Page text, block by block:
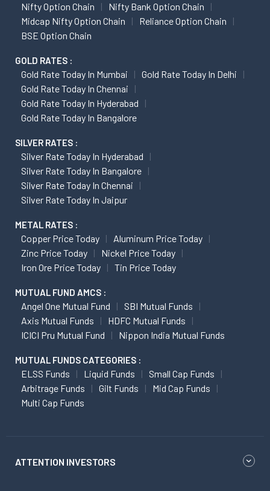
Nifty Option Chain
Nifty Bank Option Chain
Midcap Nifty Option Chain
Reliance Option Chain
BSE Option Chain
GOLD RATES :
Gold Rate Today In Mumbai
Gold Rate Today In Delhi
Gold Rate Today In Chennai
Gold Rate Today In Hyderabad
Gold Rate Today In Bangalore
SILVER RATES :
Silver Rate Today In Hyderabad
Silver Rate Today In Bangalore
Silver Rate Today In Chennai
Silver Rate Today In Jaipur
METAL RATES :
Copper Price Today
Aluminum Price Today
Zinc Price Today
Nickel Price Today
Iron Ore Price Today
Tin Price Today
MUTUAL FUND AMCS :
Angel One Mutual Fund
SBI Mutual Funds
Axis Mutual Funds
HDFC Mutual Funds
ICICI Pru Mutual Fund
Nippon India Mutual Funds
MUTUAL FUNDS CATEGORIES :
ELSS Funds Liquid Funds
Small Cap Funds
Arbitrage Funds
Gilt Funds
Mid Cap Funds
Multi Cap Funds
ATTENTION INVESTORS